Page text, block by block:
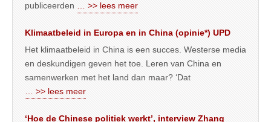
publiceerden … >> lees meer
Klimaatbeleid in Europa en in China (opinie*) UPD
Het klimaatbeleid in China is een succes. Westerse media
en deskundigen geven het toe. Leren van China en
samenwerken met het land dan maar? ‘Dat
… >> lees meer
‘Hoe de Chinese politiek werkt’, interview Zhang